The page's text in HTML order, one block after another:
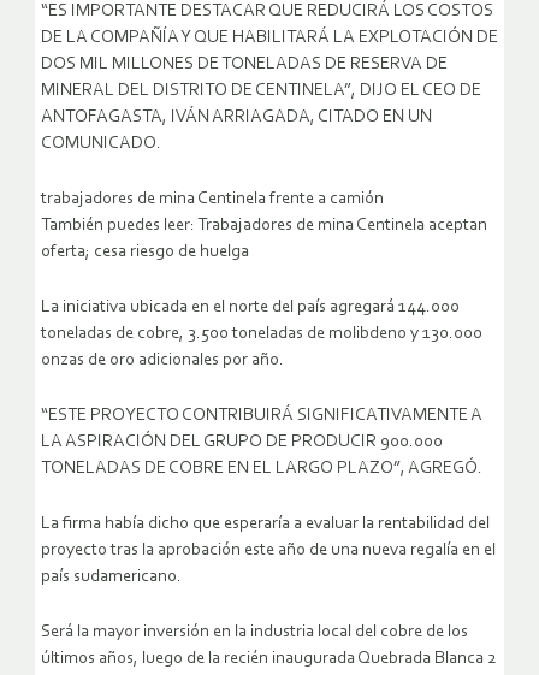
“ES IMPORTANTE DESTACAR QUE REDUCIRÁ LOS COSTOS
DE LA COMPAÑÍA Y QUE HABILITARÁ LA EXPLOTACIÓN DE
DOS MIL MILLONES DE TONELADAS DE RESERVA DE
MINERAL DEL DISTRITO DE CENTINELA”, DIJO EL CEO DE
ANTOFAGASTA, IVÁN ARRIAGADA, CITADO EN UN
COMUNICADO.
trabajadores de mina Centinela frente a camión
También puedes leer: Trabajadores de mina Centinela aceptan
oferta; cesa riesgo de huelga
La iniciativa ubicada en el norte del país agregará 144.000
toneladas de cobre, 3.500 toneladas de molibdeno y 130.000
onzas de oro adicionales por año.
“ESTE PROYECTO CONTRIBUIRÁ SIGNIFICATIVAMENTE A
LA ASPIRACIÓN DEL GRUPO DE PRODUCIR 900.000
TONELADAS DE COBRE EN EL LARGO PLAZO”, AGREGÓ.
La firma había dicho que esperaría a evaluar la rentabilidad del
proyecto tras la aprobación este año de una nueva regalía en el
país sudamericano.
Será la mayor inversión en la industria local del cobre de los
últimos años, luego de la recién inaugurada Quebrada Blanca 2